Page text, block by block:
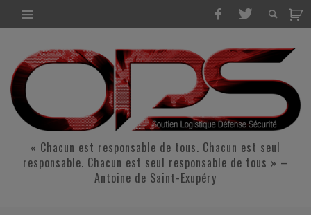
« Chacun est responsable de tous. Chacun est seul
responsable. Chacun est seul responsable de tous » –
Antoine de Saint-Exupéry